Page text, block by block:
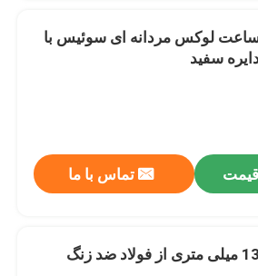
لوکس مردانه ای سوئیس با
سفید
قیمت تماس با ما
13 میلی متری از فولاد ضد زنگ